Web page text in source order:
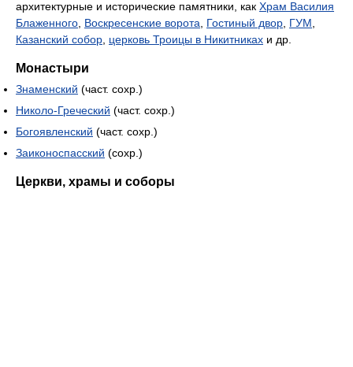
архитектурные и исторические памятники, как Храм Василия
Блаженного Воскресенские ворота Гостиный двор ГУМ
Казанский собор церковь Троицы в Никитниках и др.
Монастыри
Знаменский (част. сохр.)
Николо-Греческий (част. сохр.)
Богоявленский (част. сохр.)
Заиконоспасский (сохр.)
Церкви, храмы и соборы